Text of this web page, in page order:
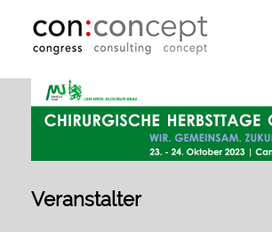
Veranstalter